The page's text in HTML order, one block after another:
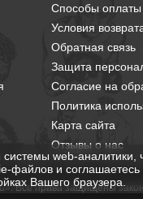
Способы оплаты
Условия
Обратная связь
Защита
Согласие на
Политика
Карта сайта
Отзывы о нас
Все права защищены
системы web-аналитики,
файлов и соглашаетесь
Вашего браузера.